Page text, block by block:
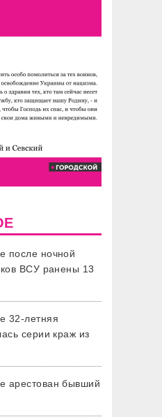
после ночной
ВСУ ранены 13
32-летняя
серии краж из
арестован бывший